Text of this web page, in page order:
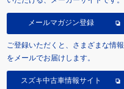
メールマガジン登録
ご登録いただくと、さまざまな情報
をメールでお届けします。
スズキ中古車情報サイト